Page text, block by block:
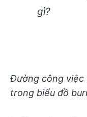
gì?
Đường công việc
trong biểu đồ